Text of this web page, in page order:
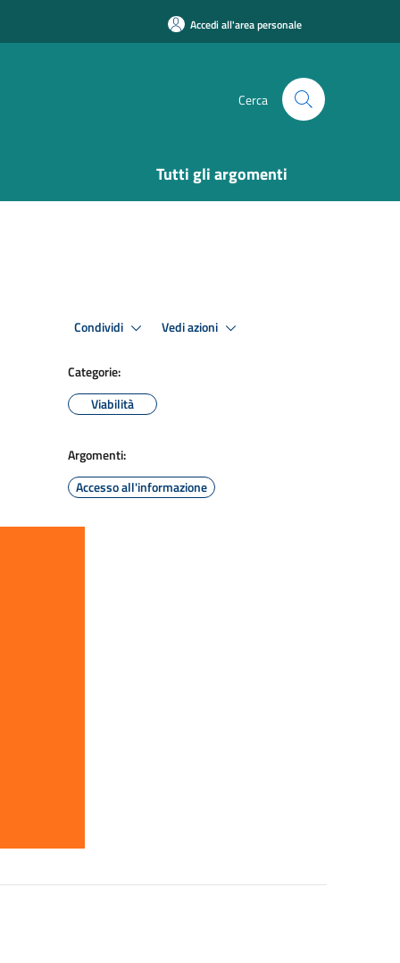
Accedi all'area personale
Cerca
Tutti gli argomenti
Condividi Vedi azioni
Categorie:
Viabilità
Argomenti:
Accesso all'informazione